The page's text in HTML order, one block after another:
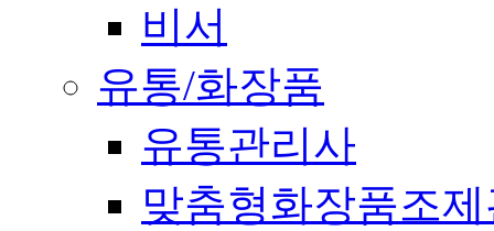
비서
유통/화장품
유통관리사
맞춤형화장품조